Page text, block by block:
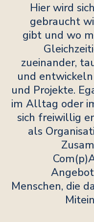
Hier wird
gebraucht
gibt und wo
zueinander,
und
und Projekte.
im Alltag oder
sich freiwillig
als
Menschen, die